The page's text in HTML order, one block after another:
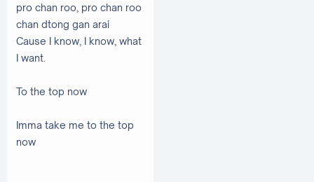
pro chan roo, pro chan roo
chan dtong gan arai
Cause I know, I know, what
I want.
To the top now
Imma take me to the top
now